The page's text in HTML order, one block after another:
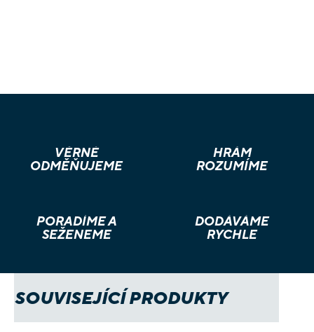
VĚRNÉ
ODMĚŇUJEME
HRÁM
ROZUMÍME
PORADÍME A
SEŽENEME
DODÁVÁME
RYCHLE
SOUVISEJÍCÍ PRODUKTY